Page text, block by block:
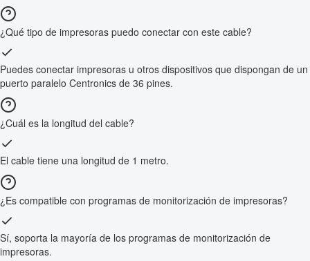
¿Qué tipo de impresoras puedo conectar con este cable?
Puedes conectar impresoras u otros dispositivos que dispongan de un
puerto paralelo Centronics de 36 pines.
¿Cuál es la longitud del cable?
El cable tiene una longitud de 1 metro.
¿Es compatible con programas de monitorización de impresoras?
Sí, soporta la mayoría de los programas de monitorización de
impresoras.